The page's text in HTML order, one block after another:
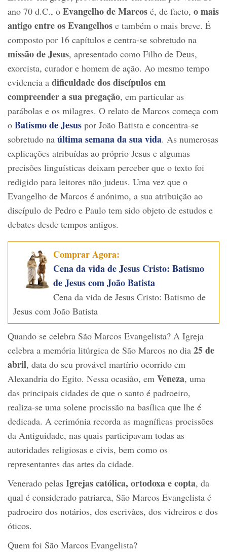
ano 70 d.C., o Evangelho de Marcos é, de facto, o mais
antigo entre os Evangelhos e também o mais breve. É
composto por 16 capítulos e centra-se sobretudo na
missão de Jesus, apresentado como Filho de Deus,
exorcista, curador e homem de ação. Ao mesmo tempo
evidencia a dificuldade dos discípulos em
compreender a sua pregação, em particular as
parábolas e os milagres. O relato de Marcos começa com
o Batismo de Jesus por João Batista e concentra-se
sobretudo na última semana da sua vida. As numerosas
explicações atribuídas ao próprio Jesus e algumas
precisões linguísticas deixam perceber que o texto foi
redigido para leitores não judeus. Uma vez que o
Evangelho de Marcos é anónimo, a sua atribuição ao
discípulo de Pedro e Paulo tem sido objeto de estudos e
debates desde tempos antigos.
Comprar Agora:
Cena da vida de Jesus Cristo: Batismo
de Jesus com João Batista
Cena da vida de Jesus Cristo: Batismo de
Jesus com João Batista
Quando se celebra São Marcos Evangelista? A Igreja
celebra a memória litúrgica de São Marcos no dia 25 de
abril, data do seu provável martírio ocorrido em
Alexandria do Egito. Nessa ocasião, em Veneza, uma
das principais cidades de que o santo é padroeiro,
realiza-se uma solene procissão na basílica que lhe é
dedicada. A cerimónia recorda as magníficas procissões
da Antiguidade, nas quais participavam todas as
autoridades religiosas e civis, bem como os
representantes das artes da cidade.
Venerado pelas Igrejas católica, ortodoxa e copta, da
qual é considerado patriarca, São Marcos Evangelista é
padroeiro dos notários, dos escrivães, dos vidreiros e dos
óticos.
Quem foi São Marcos Evangelista?